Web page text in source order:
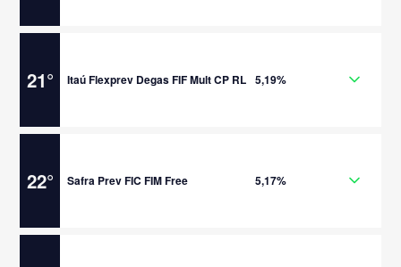
21° Itaú Flexprev Degas FIF Mult CP RL 5,19%
22° Safra Prev FIC FIM Free 5,17%